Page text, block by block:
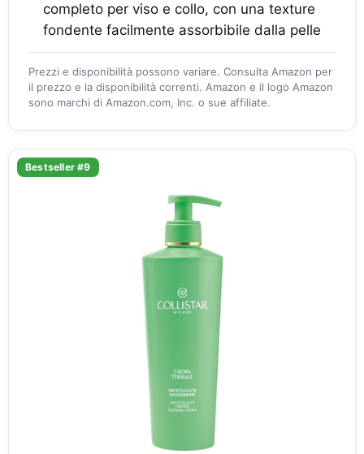
completo per viso e collo, con una texture
fondente facilmente assorbibile dalla pelle
Prezzi e disponibilità possono variare. Consulta Amazon per
il prezzo e la disponibilità correnti. Amazon e il logo Amazon
sono marchi di Amazon.com, Inc. o sue affiliate.
Bestseller #9